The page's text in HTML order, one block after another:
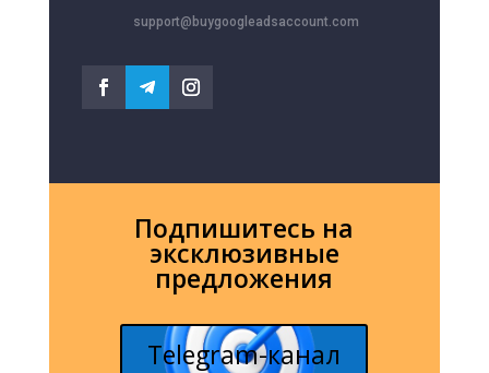
support@buygoogleadsaccount.com
Подпишитесь на
эксклюзивные
предложения
Telegram-канал